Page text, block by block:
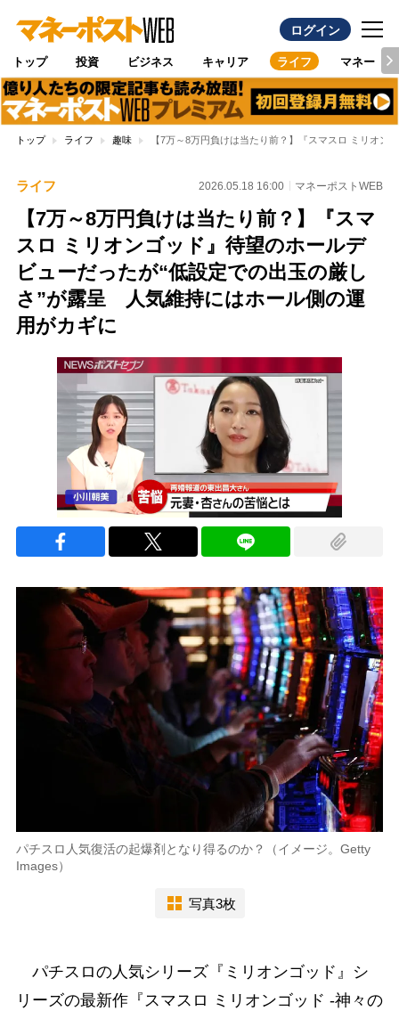
ログイン
トップ 投資 ビジネス キャリア ライフ マネー
トップ ライフ 趣味 【7万～8万円負けは当たり前？】『スマスロ ミリオ
ライフ 2026.05.18 16:00 マネーポストWEB
【7万～8万円負けは当たり前？】『スマ
スロ ミリオンゴッド』待望のホールデ
ビューだったが“低設定での出玉の厳し
さ”が露呈 人気維持にはホール側の運
用がカギに
パチスロ人気復活の起爆剤となり得るのか？（イメージ。Getty
Images）
写真3枚
パチスロの人気シリーズ『ミリオンゴッド』シ
リーズの最新作『スマスロ ミリオンゴッド -神々の